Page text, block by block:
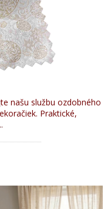
našu službu ozdobného
Praktické,